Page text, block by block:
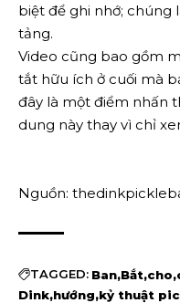
biệt để ghi nhớ; chúng
tảng.
Video cũng bao gồm
tắt hữu ích ở cuối mà
đây là một điểm nhấn
dung này thay vì chỉ
Nguồn:
TAGGED: Ban Bắt cho
Dink hướng kỷ thuật